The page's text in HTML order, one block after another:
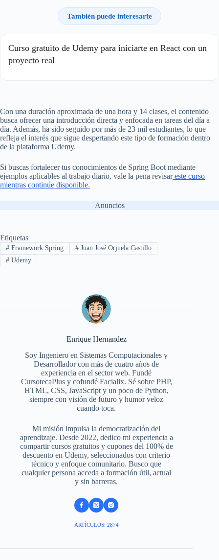
También puede interesarte
Curso gratuito de Udemy para iniciarte en React con un
proyecto real
Con una duración aproximada de una hora y 14 clases, el contenido
busca ofrecer una introducción directa y enfocada en tareas del día a
día. Además, ha sido seguido por más de 23 mil estudiantes, lo que
refleja el interés que sigue despertando este tipo de formación dentro
de la plataforma Udemy.
Si buscas fortalecer tus conocimientos de Spring Boot mediante
ejemplos aplicables al trabajo diario, vale la pena revisareste curso
mientras continúe disponible.
Anuncios
Etiquetas
#Framework Spring #Juan José Orjuela Castillo
#Udemy
Enrique Hernandez
Soy Ingeniero en Sistemas Computacionales y
Desarrollador con más de cuatro años de
experiencia en el sector web. Fundé
CursotecaPlus y cofundé Facialix. Sé sobre PHP,
HTML, CSS, JavaScript y un poco de Python,
siempre con visión de futuro y humor veloz
cuando toca.
Mi misión impulsa la democratización del
aprendizaje. Desde 2022, dedico mi experiencia a
compartir cursos gratuitos y cupones del 100% de
descuento en Udemy, seleccionados con criterio
técnico y enfoque comunitario. Busco que
cualquier persona acceda a formación útil, actual
y sin barreras.
ARTÍCULOS: 2874